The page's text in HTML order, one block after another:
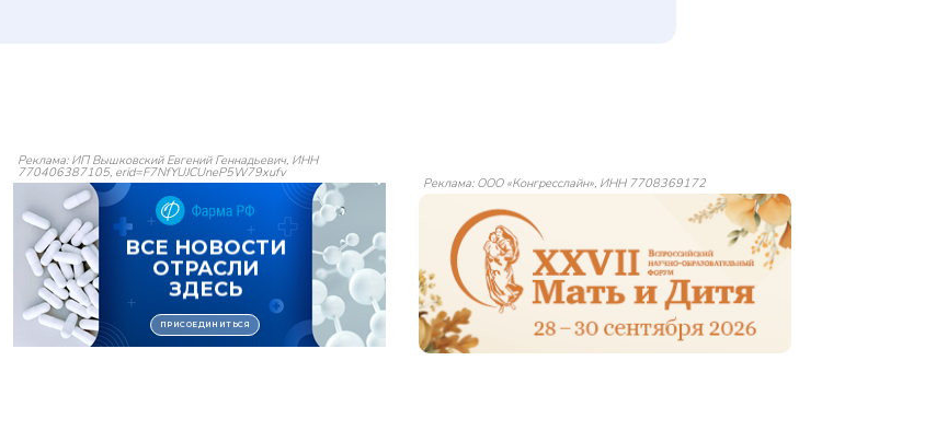
Реклама: ИП Вышковский Евгений Геннадьевич, ИНН
770406387105, erid=F7NfYUJCUneP5W79xufv
Реклама: ООО «Конгресслайн», ИНН 7708369172